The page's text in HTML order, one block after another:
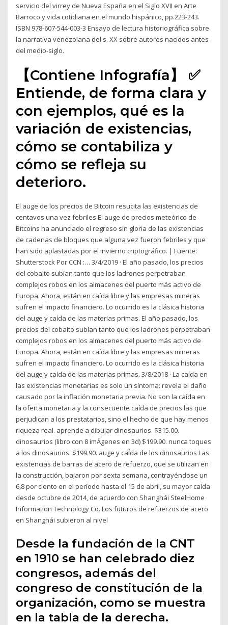
servicio del virrey de Nueva España en el Siglo XVII en Arte
Barroco y vida cotidiana en el mundo hispánico, pp.223-243.
ISBN 978-607-544-003-3 Ensayo de lectura historiográfica sobre
la narrativa venezolana del s. XX sobre autores nacidos antes
del medio-siglo.
【Contiene Infografía】 ✅
Entiende, de forma clara y
con ejemplos, qué es la
variación de existencias,
cómo se contabiliza y
cómo se refleja su
deterioro.
El auge de los precios de Bitcoin resucita las existencias de
centavos una vez febriles El auge de precios meteórico de
Bitcoins ha anunciado el regreso sin gloria de las existencias
de cadenas de bloques que alguna vez fueron febriles y que
han sido aplastadas por el invierno criptográfico. | Fuente:
Shutterstock Por CCN :… 3/4/2019 · El año pasado, los precios
del cobalto subían tanto que los ladrones perpetraban
complejos robos en los almacenes del puerto más activo de
Europa. Ahora, están en caída libre y las empresas mineras
sufren el impacto financiero. Lo ocurrido es la clásica historia
del auge y caída de las materias primas. El año pasado, los
precios del cobalto subían tanto que los ladrones perpetraban
complejos robos en los almacenes del puerto más activo de
Europa. Ahora, están en caída libre y las empresas mineras
sufren el impacto financiero. Lo ocurrido es la clásica historia
del auge y caída de las materias primas. 3/8/2018 · La caída en
las existencias monetarias es solo un síntoma: revela el daño
causado por la inflación monetaria previa. No son la caída en
la oferta monetaria y la consecuente caída de precios las que
perjudican a los prestatarios, sino el hecho de que hay menos
riqueza real. aprende a dibujar dinosaurios. $315.00.
dinosaurios (libro con 8 imÁgenes en 3d) $199.90. nunca toques
a los dinosaurios. $199.90. auge y caÍda de los dinosaurios Las
existencias de barras de acero de refuerzo, que se utilizan en
la construcción, bajaron por sexta semana, contrayéndose un
6,8 por ciento en el período hasta el 15 de abril, su mayor caída
desde octubre de 2014, de acuerdo con Shanghái SteelHome
Information Technology Co. Los futuros de refuerzos de acero
en Shanghái subieron al nivel
Desde la fundación de la CNT
en 1910 se han celebrado diez
congresos, además del
congreso de constitución de la
organización, como se muestra
en la tabla de la derecha.